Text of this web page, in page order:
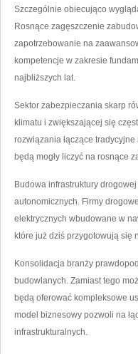
Szczególnie obiecująco
Rosnące zagęszczenie
zapotrzebowanie na
kompetencje w zakresie
najbliższych lat.
Sektor zabezpieczania skarp
klimatu i zwiększającej się
rozwiązania łączące
będą mogły liczyć na rosnące
Budowa infrastruktury
autonomicznych. Firmy
elektrycznych wbudowane w
które już dziś przygotowują się
Konsolidacja branży
budowlanych. Zamiast tego
będą oferować kompleksowe
model biznesowy pozwoli na
infrastrukturalnych.